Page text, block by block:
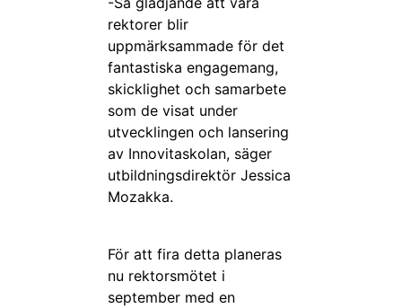
rektorer blir
uppmärksammade för det
fantastiska engagemang,
skicklighet och samarbete
som de visat under
utvecklingen och lansering
av Innovitaskolan, säger
utbildningsdirektör Jessica
Mozakka.
För att fira detta planeras
nu rektorsmötet i
september med en